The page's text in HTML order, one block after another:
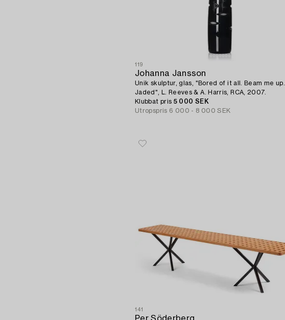
119
Johanna Jansson
Unik skulptur, glas, "Bored of it all. Beam me up.
Jaded", L. Reeves & A. Harris, RCA, 2007.
Klubbat pris 5 000 SEK
Utropspris 6 000 - 8 000 SEK
141
Per Söderberg